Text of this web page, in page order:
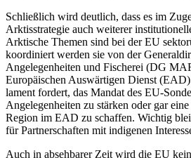
Schließlich wird deutlich, dass es im
Arktisstrategie auch weiterer
Arktische Themen sind bei der EU
koordiniert werden sie von der
Angelegenheiten und Fischerei (DG
Europäischen Aus­wärtigen Dienst
lament fordert, das Mandat des EU-
Angelegenheiten zu stärken oder gar
Region im EAD zu schaffen. Wichtig
für Partnerschaften mit indigenen
Auch in absehbarer Zeit wird die EU